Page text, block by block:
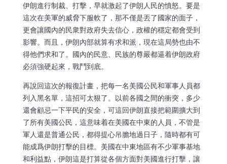
伊朗進行制裁、打擊，早就激起了伊朗人民的憤怒。要是
這次在美軍的威脅下服軟了，那不僅是丟了國家的面子，
更會讓國內的民衆對政府失去信心，政權的穩定都會受到
影響。而且，伊朗內部就算有求和派，現在這局勢也由不
得他們求和了。國內的民意、民族的尊嚴都逼着伊朗政府
必須強硬起來，戰鬥到底。
再說回這次的報復計畫，把每一名美國公民和軍事人員都
列入黑名單，這招可太狠了。以前各國之間的衝突，多少
還會顧忌一下平民的安全，可這回伊朗直接把範圍擴大到
了所有美國公民，這意味着在美國在中東的人員，不管是
軍人還是普通公民，都得提心吊膽地過日子，隨時都有可
能成爲伊朗打擊的目標。美國在中東地區有不少軍事基地
和利益點，伊朗這是打算從各個方面對美國進行打擊，讓